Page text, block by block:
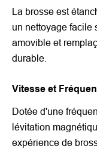
La brosse est
un nettoyage facile
amovible et
durable.
Vitesse et
Dotée d'une
lévitation
expérience de